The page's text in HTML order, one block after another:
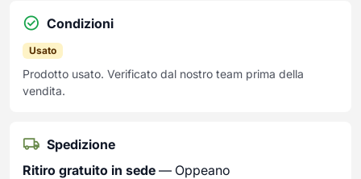
Condizioni
Usato
Prodotto usato. Verificato dal nostro team prima della
vendita.
Spedizione
Ritiro gratuito in sede — Oppeano